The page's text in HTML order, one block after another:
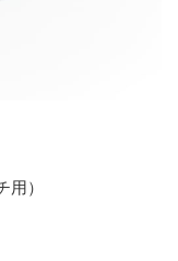
）